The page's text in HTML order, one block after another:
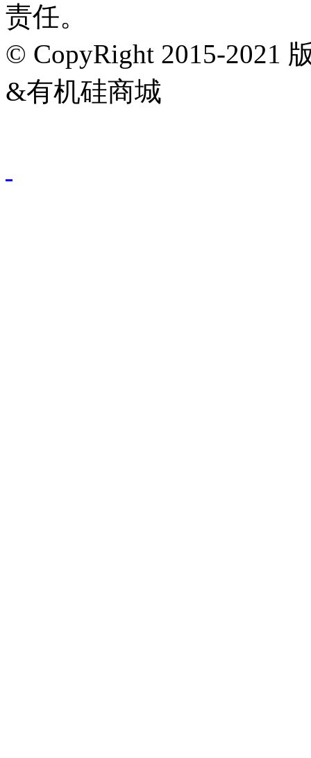
责任。
© CopyRight 2015-2021
&有机硅商城